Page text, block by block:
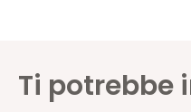
Ti potrebbe